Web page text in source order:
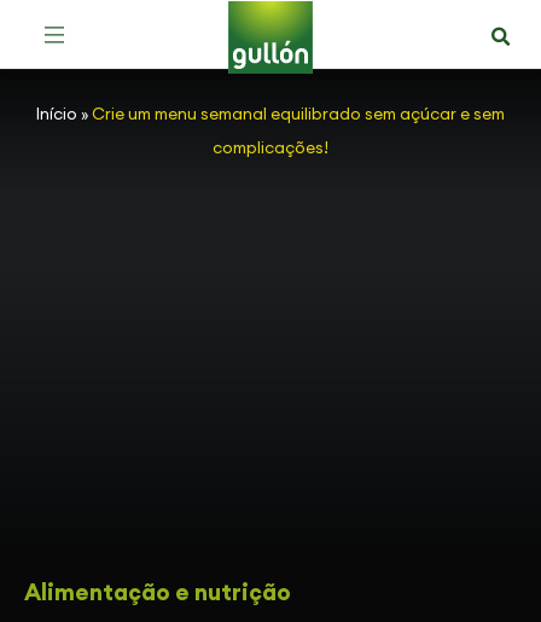
Início »Crie um menu semanal equilibrado sem açúcar e sem
complicações!
Alimentação e nutrição